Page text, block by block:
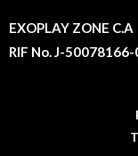
EXOPLAY ZONE C.A
RIF No. J-50078166-